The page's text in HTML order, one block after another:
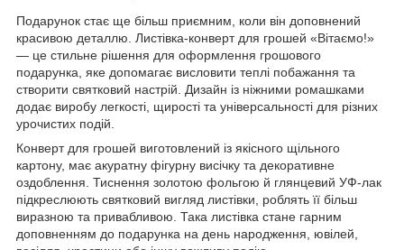
Подарунок стає ще більш приємним, коли він доповнений
красивою деталлю. Листівка-конверт для грошей «Вітаємо!»
— це стильне рішення для оформлення грошового
подарунка, яке допомагає висловити теплі побажання та
створити святковий настрій. Дизайн із ніжними ромашками
додає виробу легкості, щирості та універсальності для різних
урочистих подій.
Конверт для грошей виготовлений із якісного щільного
картону, має акуратну фігурну висічку та декоративне
оздоблення. Тиснення золотою фольгою й глянцевий УФ-лак
підкреслюють святковий вигляд листівки, роблять її більш
виразною та привабливою. Така листівка стане гарним
доповненням до подарунка на день народження, ювілей,